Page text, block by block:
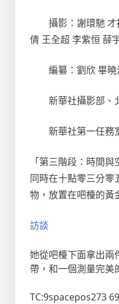
攝影：謝環馳
倩 王全超 李紫恒 薛
編纂：劉欣 畢
新華社攝影部、
新華社第一任務
「第三階段：時間
同時在十點零三分零
物，放置在吧檯的黃
訪談
她從吧檯下面拿出兩
帶，和一個測量完美
TC:9spacepos273